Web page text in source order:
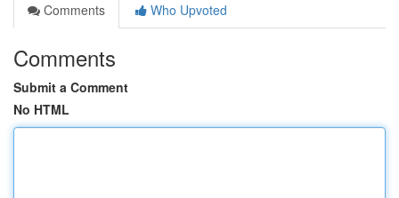
Comments
Who Upvoted
Comments
Submit a Comment
No HTML